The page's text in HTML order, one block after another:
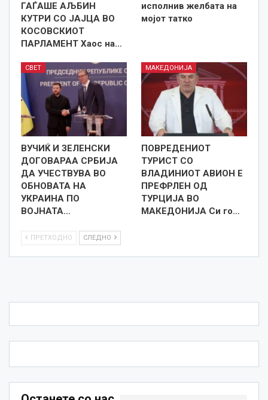
ГАЃАШЕ АЉБИН
КУТРИ СО ЈАЈЦА ВО
КОСОВСКИОТ
ПАРЛАМЕНТ Хаос на…
исполнив желбата на
мојот татко
СВЕТ
ВУЧИЌ И ЗЕЛЕНСКИ
ДОГОВАРАА СРБИЈА
ДА УЧЕСТВУВА ВО
ОБНОВАТА НА
УКРАИНА ПО
ВОЈНАТА…
МАКЕДОНИЈА
ПОВРЕДЕНИОТ
ТУРИСТ СО
ВЛАДИНИОТ АВИОН Е
ПРЕФРЛЕН ОД
ТУРЦИЈА ВО
МАКЕДОНИЈА Си го…
ПРЕТХОДНО СЛЕДНО